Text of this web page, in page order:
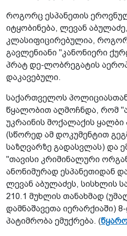
როგორც ესპანეთის
იტყობინება, ლევან
კლასიფიცირებულია,
გავლენიანი "კანონიერი
პრატ დე-ლობრეგატის
დაკავებული.
საქართველოს
წყალობით აღმოჩნდა, რომ
უკრაინის მოქალაქის
(სწორედ ამ დოკუმენტით
საზღვარზე გადასვლას) და
"თავისი კრიმინალური
ანონიმურად ესპანეთიდან
ლევან აბულაძეს, სისხლის
210.1 მუხლის თანახმად
დამნაშავეთა იერარქიაში)
პატიმრობა ემუქრება. (